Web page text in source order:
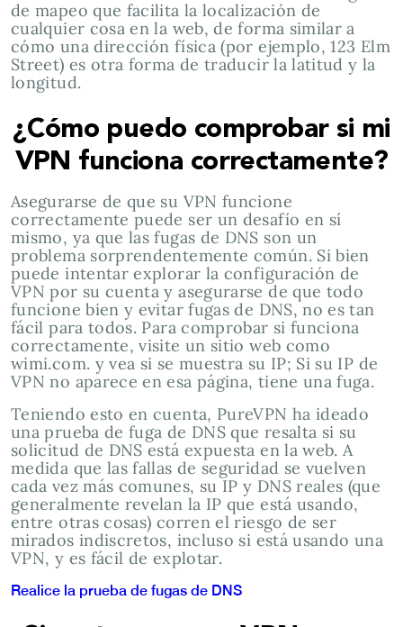
de mapeo que facilita la localización de
cualquier cosa en la web, de forma similar a
cómo una dirección física (por ejemplo, 123 Elm
Street) es otra forma de traducir la latitud y la
longitud.
¿Cómo puedo comprobar si mi
VPN funciona correctamente?
Asegurarse de que su VPN funcione
correctamente puede ser un desafío en sí
mismo, ya que las fugas de DNS son un
problema sorprendentemente común. Si bien
puede intentar explorar la configuración de
VPN por su cuenta y asegurarse de que todo
funcione bien y evitar fugas de DNS, no es tan
fácil para todos. Para comprobar si funciona
correctamente, visite un sitio web como
wimi.com. y vea si se muestra su IP; Si su IP de
VPN no aparece en esa página, tiene una fuga.
Teniendo esto en cuenta, PureVPN ha ideado
una prueba de fuga de DNS que resalta si su
solicitud de DNS está expuesta en la web. A
medida que las fallas de seguridad se vuelven
cada vez más comunes, su IP y DNS reales (que
generalmente revelan la IP que está usando,
entre otras cosas) corren el riesgo de ser
mirados indiscretos, incluso si está usando una
VPN, y es fácil de explotar.
Realice la prueba de fugas de DNS